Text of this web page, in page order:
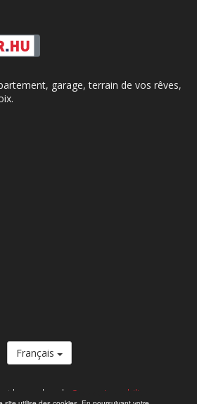
garage, terrain de vos rêves,
Français
le membre du Groupe Immobilier.